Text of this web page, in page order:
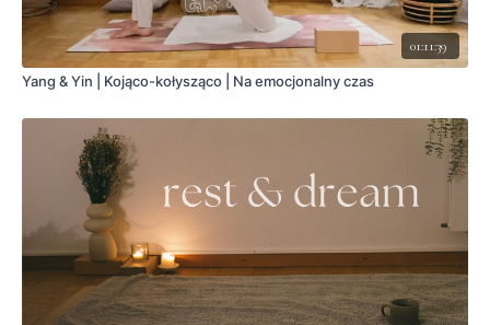
01:11:39
Yang & Yin | Kojąco-kołysząco | Na emocjonalny czas